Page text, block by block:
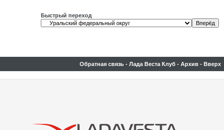
Быстрый переход
Обратная связь - Лада Веста Клуб - Архив - Вверх